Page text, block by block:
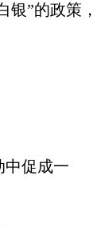
银”的政策，
促成一